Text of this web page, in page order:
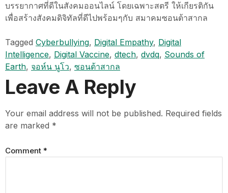
บรรยากาศที่ดีในสังคมออนไลน์ โดยเฉพาะสตรี ให้เกียรติกัน
เพื่อสร้างสังคมดิจิทัลที่ดีไปพร้อมๆกับ สมาคมซอนต้าสากล
Tagged Cyberbullying, Digital Empathy, Digital
Intelligence, Digital Vaccine, dtech, dvdq, Sounds of
Earth, จอห์น นูโว, ซอนต้าสากล
Leave A Reply
Your email address will not be published. Required fields
are marked *
Comment *